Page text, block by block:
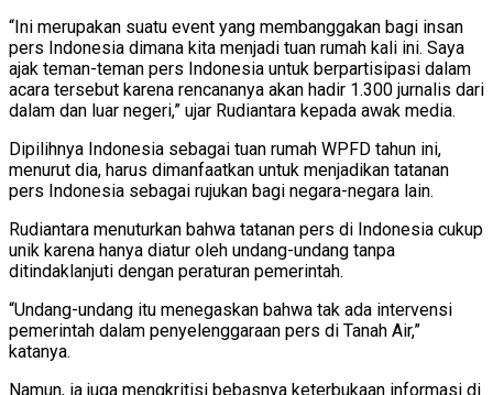
“Ini merupakan suatu event yang membanggakan bagi insan
pers Indonesia dimana kita menjadi tuan rumah kali ini. Saya
ajak teman-teman pers Indonesia untuk berpartisipasi dalam
acara tersebut karena rencananya akan hadir 1.300 jurnalis dari
dalam dan luar negeri,” ujar Rudiantara kepada awak media.
Dipilihnya Indonesia sebagai tuan rumah WPFD tahun ini,
menurut dia, harus dimanfaatkan untuk menjadikan tatanan
pers Indonesia sebagai rujukan bagi negara-negara lain.
Rudiantara menuturkan bahwa tatanan pers di Indonesia cukup
unik karena hanya diatur oleh undang-undang tanpa
ditindaklanjuti dengan peraturan pemerintah.
“Undang-undang itu menegaskan bahwa tak ada intervensi
pemerintah dalam penyelenggaraan pers di Tanah Air,”
katanya.
Namun, ia juga mengkritisi bebasnya keterbukaan informasi di